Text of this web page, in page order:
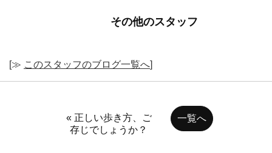
その他のスタッフ
[≫ このスタッフのブログ一覧へ]
« 正しい歩き方、ご
存じでしょうか？
一覧へ